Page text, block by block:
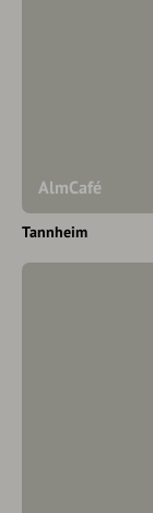
AlmCafé
Tannheim